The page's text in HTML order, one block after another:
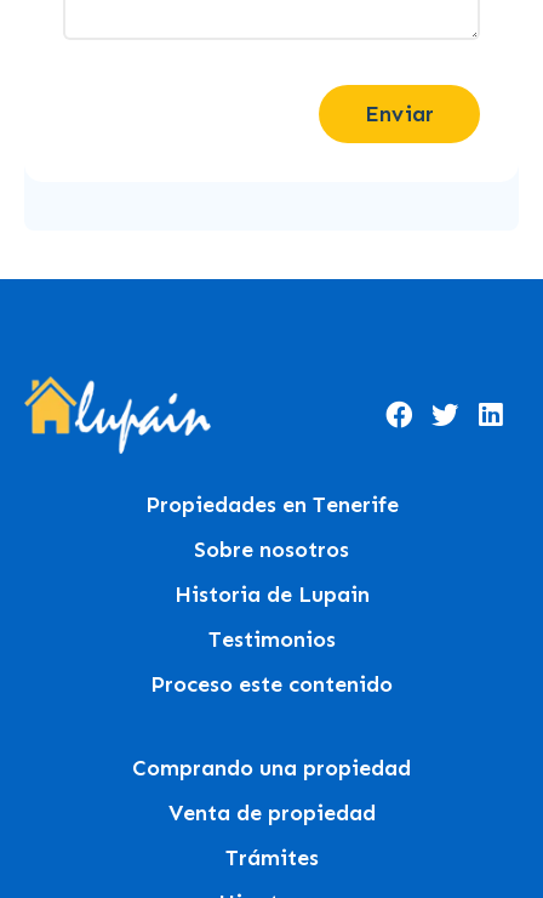
Enviar
Propiedades en Tenerife
Sobre nosotros
Historia de Lupain
Testimonios
Proceso este contenido
Comprando una propiedad
Venta de propiedad
Trámites